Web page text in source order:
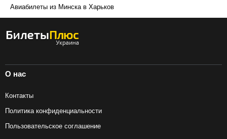
Авиабилеты из Минска в Харьков
О нас
Контакты
Политика конфиденциальности
Пользовательское соглашение